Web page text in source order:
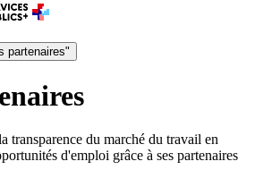
partenaires"
transparence du marché du travail en
d'emploi grâce à ses partenaires